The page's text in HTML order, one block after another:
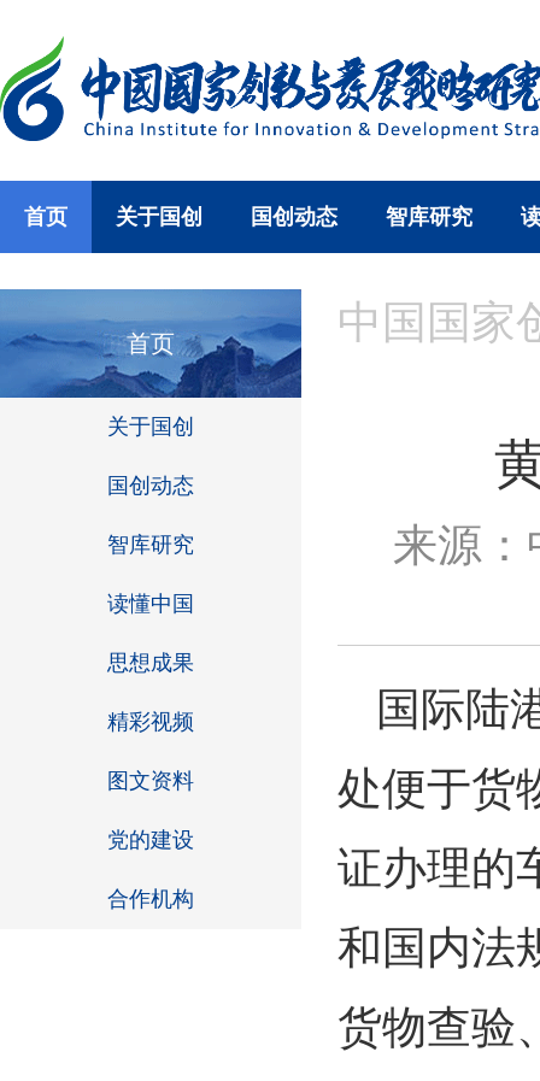
首页 关于国创 国创动态 智库研究
首页
关于国创
国创动态
智库研究
读懂中国
思想成果
精彩视频
图文资料
党的建设
合作机构
中国国家
来源：
国际陆
处便于货
证办理的
和国内法
货物查验